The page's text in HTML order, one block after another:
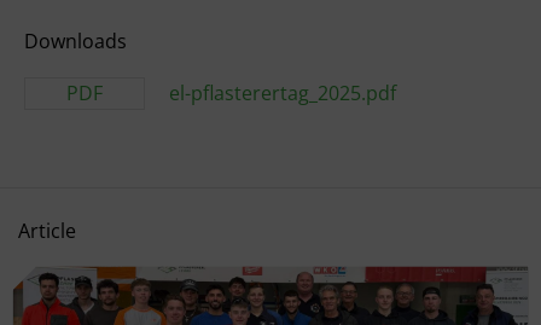
Downloads
PDF
el-pflasterertag_2025.pdf
Article